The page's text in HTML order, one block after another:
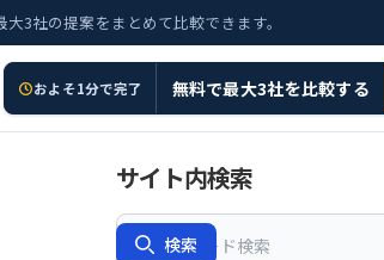
3社の提案をまとめて比較できます。
およそ1分で完了 無料で最大3社を比較する
サイト内検索
Search
検索